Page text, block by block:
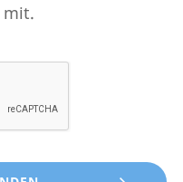
mit.